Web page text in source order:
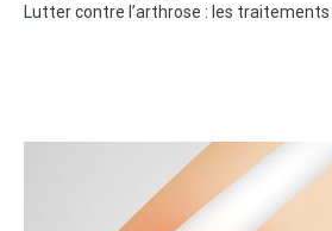
Lutter contre l’arthrose : les